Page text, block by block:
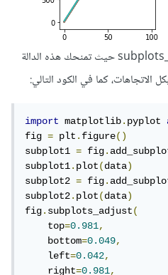
والطريقة الثانية من خلال subplots_adjust حيث تمنحك هذه الدالة
الاتجاهات، كما في الكود التالي:
import matplotlib.
fig = plt.figure()
subplot1 = fig.
subplot1.plot(data)
subplot2 = fig.
subplot2.plot(data)
fig.subplots_adjust(
    top
=0.981,
    bottom
=0.049,
    left
=0.042,
    right
=0.981,